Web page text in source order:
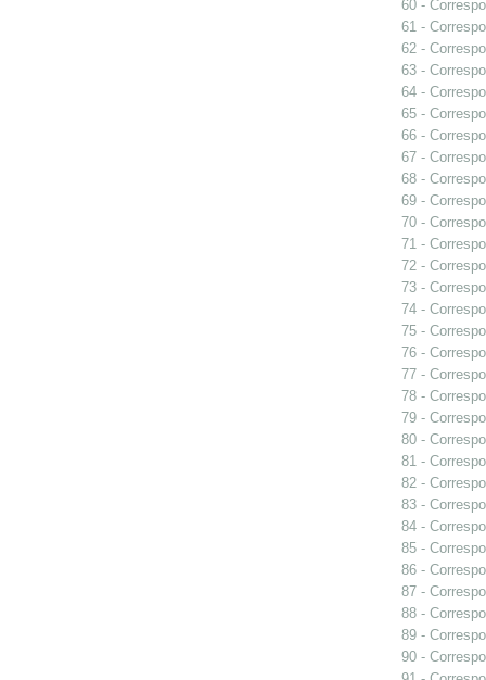
60 -
61 -
62 -
63 -
64 -
65 -
66 -
67 -
68 -
69 -
70 -
71 -
72 -
73 -
74 -
75 -
76 -
77 -
78 -
79 -
80 -
81 -
82 -
83 -
84 -
85 -
86 -
87 -
88 -
89 -
90 -